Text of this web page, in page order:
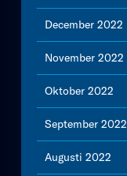
December 2022
November 2022
Oktober 2022
September 2022
Augusti 2022